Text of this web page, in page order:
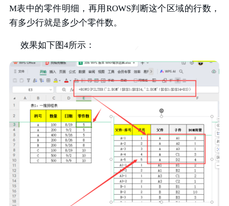
M表中的零件明细，再用ROWS判断这个区域的行数，
有多少行就是多少个零件数。
效果如下图4所示：